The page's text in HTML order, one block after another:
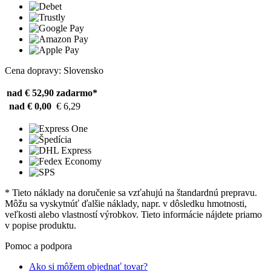
Cena dopravy: Slovensko
nad € 52,90 zadarmo*
nad € 0,00 € 6,29
* Tieto náklady na doručenie sa vzťahujú na štandardnú prepravu.
Môžu sa vyskytnúť ďalšie náklady, napr. v dôsledku hmotnosti,
veľkosti alebo vlastností výrobkov. Tieto informácie nájdete priamo
v popise produktu.
Pomoc a podpora
Ako si môžem objednať tovar?